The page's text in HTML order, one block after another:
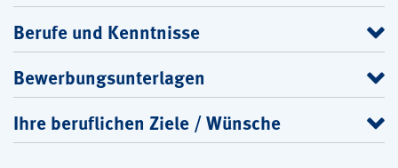
Berufe und Kenntnisse
Bewerbungsunterlagen
Ihre beruflichen Ziele / Wünsche